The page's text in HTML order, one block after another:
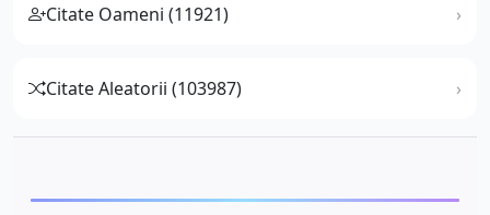
Citate Oameni (11921)
Citate Aleatorii (103987)